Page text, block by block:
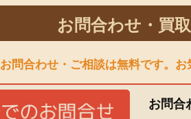
お問合わせ・買
お問合わせ・ご相談は無料です。お
お問合